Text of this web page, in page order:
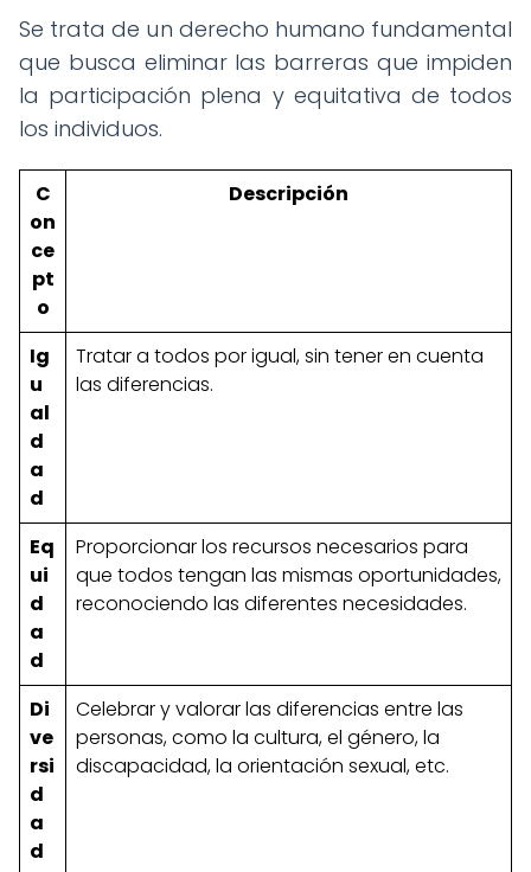
Se trata de un derecho humano fundamental
que busca eliminar las barreras que impiden
la participación plena y equitativa de todos
los individuos.
C
on
ce
pt
o
Descripción
Ig
u
al
d
a
d
Tratar a todos por igual, sin tener en cuenta
las diferencias.
Eq
ui
d
a
d
Proporcionar los recursos necesarios para
que todos tengan las mismas oportunidades,
reconociendo las diferentes necesidades.
Di
ve
rsi
d
a
d
Celebrar y valorar las diferencias entre las
personas, como la cultura, el género, la
discapacidad, la orientación sexual, etc.